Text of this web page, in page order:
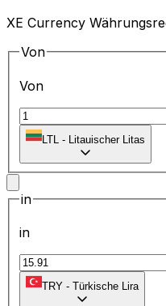
XE Currency
Von
Von
LTL - Litauischer Litas
in
in
TRY - Türkische Lira